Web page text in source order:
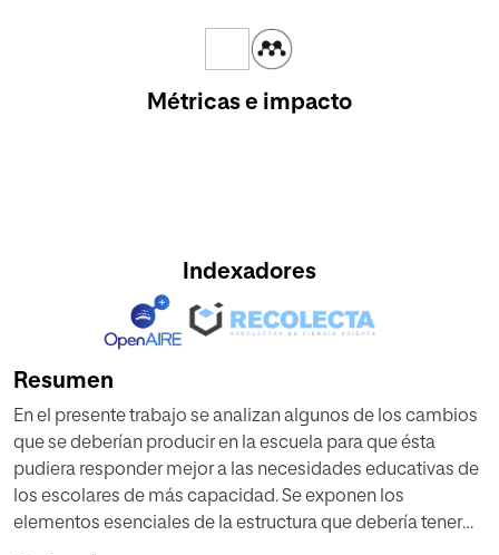
Métricas e impacto
Indexadores
Resumen
En el presente trabajo se analizan algunos de los cambios
que se deberían producir en la escuela para que ésta
pudiera responder mejor a las necesidades educativas de
los escolares de más capacidad. Se exponen los
elementos esenciales de la estructura que debería tener